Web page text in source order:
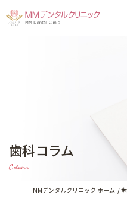
歯科コラム
Column
MMデンタルクリニック ホーム
料金表